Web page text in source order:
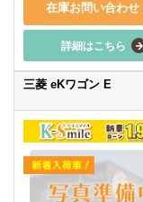
在庫お問い合わせ
詳細はこちら
三菱 eKワゴン E